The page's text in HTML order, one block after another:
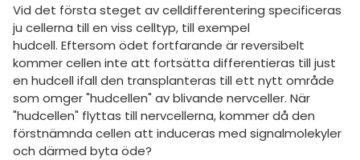
Vid det första steget av celldifferentering specificeras
ju cellerna till en viss celltyp, till exempel
hudcell. Eftersom ödet fortfarande är reversibelt
kommer cellen inte att fortsätta differentieras till just
en hudcell ifall den transplanteras till ett nytt område
som omger "hudcellen" av blivande nervceller. När
"hudcellen" flyttas till nervcellerna, kommer då den
förstnämnda cellen att induceras med signalmolekyler
och därmed byta öde?
Universitet
Allmänna diskussioner
Livehjälpen
Topplistor
språk